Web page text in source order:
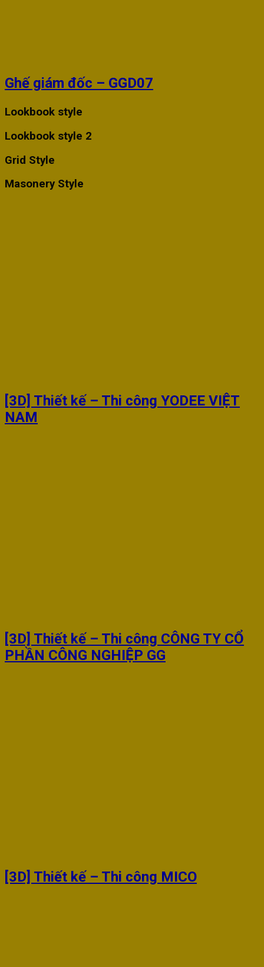
Ghế giám đốc – GGD07
Lookbook style
Lookbook style 2
Grid Style
Masonery Style
[3D] Thiết kế – Thi công YODEE VIỆT
NAM
[3D] Thiết kế – Thi công CÔNG TY CỔ
PHẦN CÔNG NGHIỆP GG
[3D] Thiết kế – Thi công MICO